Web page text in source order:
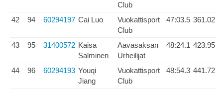
Club
42 94 60294197 Cai Luo
Vuokattisport
Club
47:03.5 361.02
43 95 31400572 Kaisa
Salminen
Aavasaksan
Urheilijat
48:24.1 423.95
44 96 60294193 Youqi
Jiang
Vuokattisport
Club
48:54.3 441.72